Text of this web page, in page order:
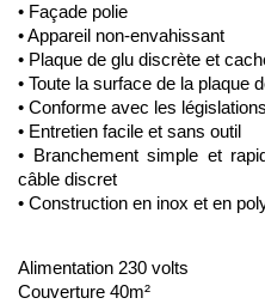
• Façade polie
• Appareil non-envahissant
• Plaque de glu discrète et
• Toute la surface de la plaque
• Conforme avec les
• Entretien facile et sans outil
• Branchement simple et
câble discret
• Construction en inox et en
Alimentation 230 volts
Couverture 40m²